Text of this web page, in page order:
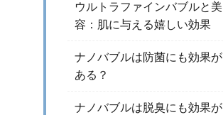
ウルトラファインバブルと美
容：肌に与える嬉しい効果
ナノバブルは防菌にも効果が
ある？
ナノバブルは脱臭にも効果が